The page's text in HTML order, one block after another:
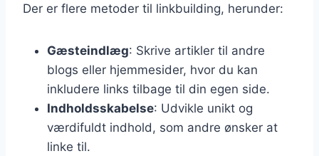
Der er flere metoder til linkbuilding, herunder:
Gæsteindlæg: Skrive artikler til andre
blogs eller hjemmesider, hvor du kan
inkludere links tilbage til din egen side.
Indholdsskabelse: Udvikle unikt og
værdifuldt indhold, som andre ønsker at
linke til.